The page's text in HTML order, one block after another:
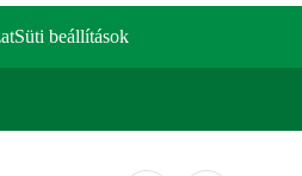
Süti beállítások